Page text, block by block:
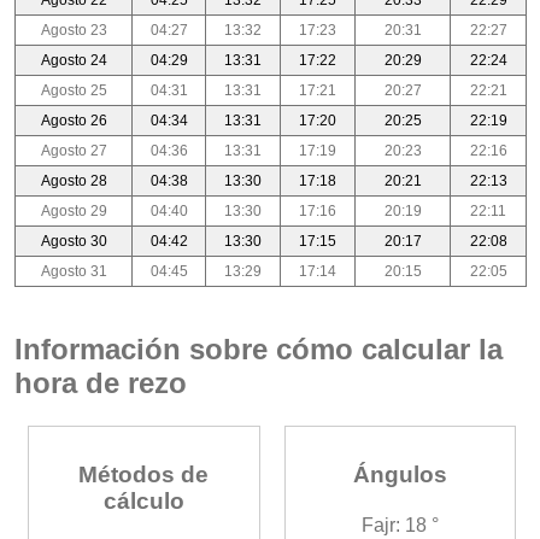
Agosto 23
04:27 13:32 17:23 20:31
22:27
Agosto 24
04:29 13:31 17:22 20:29
22:24
Agosto 25
04:31 13:31 17:21 20:27
22:21
Agosto 26
04:34 13:31 17:20 20:25
22:19
Agosto 27
04:36 13:31 17:19 20:23
22:16
Agosto 28
04:38 13:30 17:18 20:21
22:13
Agosto 29
04:40 13:30 17:16 20:19
22:11
Agosto 30
04:42 13:30 17:15 20:17
22:08
Agosto 31
04:45 13:29 17:14 20:15 22:05
Información sobre cómo calcular la
hora de rezo
Métodos de
cálculo
Ángulos
Fajr: 18 °